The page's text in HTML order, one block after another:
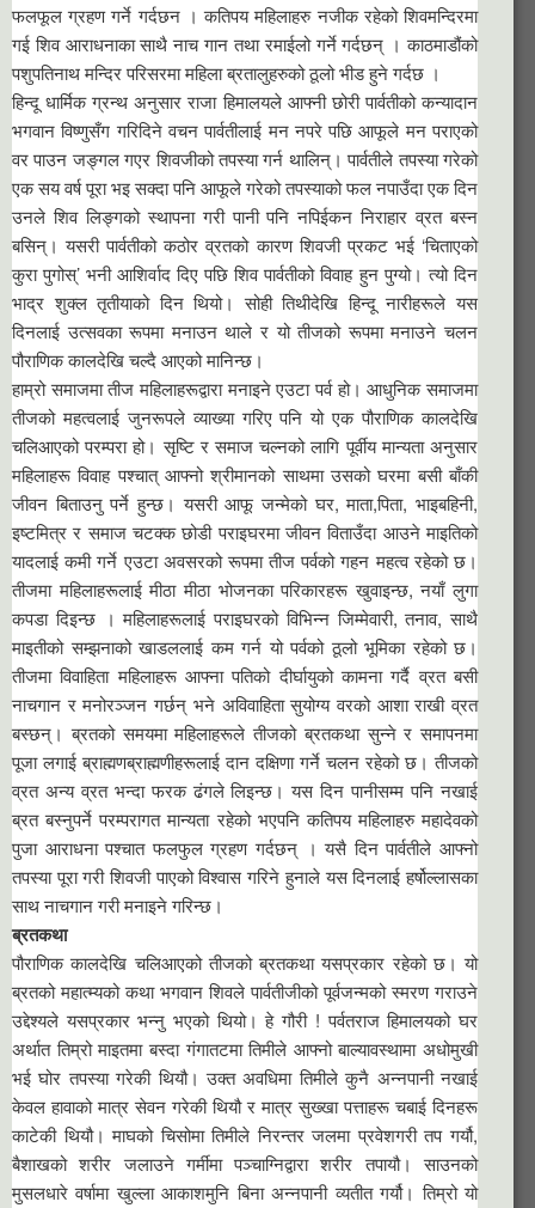
फलफूल ग्रहण गर्ने गर्दछन । कतिपय महिलाहरु नजीक रहेको शिवमन्दिरमा
गई शिव आराधनाका साथै नाच गान तथा रमाईलो गर्ने गर्दछन् । काठमाडौंको
पशुपतिनाथ मन्दिर परिसरमा महिला ब्रतालुहरुको ठूलो भीड हुने गर्दछ ।
हिन्दू धार्मिक ग्रन्थ अनुसार राजा हिमालयले आफ्नी छोरी पार्वतीको कन्यादान
भगवान विष्णुसँग गरिदिने वचन पार्वतीलाई मन नपरे पछि आफूले मन पराएको
वर पाउन जङ्गल गएर शिवजीको तपस्या गर्न थालिन्। पार्वतीले तपस्या गरेको
एक सय वर्ष पूरा भइ सक्दा पनि आफूले गरेको तपस्याको फल नपाउँदा एक दिन
उनले शिव लिङ्गको स्थापना गरी पानी पनि नपिईकन निराहार व्रत बस्न
बसिन्। यसरी पार्वतीको कठोर व्रतको कारण शिवजी प्रकट भई ‘चिताएको
कुरा पुगोस्’ भनी आशिर्वाद दिए पछि शिव पार्वतीको विवाह हुन पुग्यो। त्यो दिन
भाद्र शुक्ल तृतीयाको दिन थियो। सोही तिथीदेखि हिन्दू नारीहरूले यस
दिनलाई उत्सवका रूपमा मनाउन थाले र यो तीजको रूपमा मनाउने चलन
पौराणिक कालदेखि चल्दै आएको मानिन्छ।
हाम्रो समाजमा तीज महिलाहरूद्वारा मनाइने एउटा पर्व हो। आधुनिक समाजमा
तीजको महत्वलाई जुनरूपले व्याख्या गरिए पनि यो एक पौराणिक कालदेखि
चलिआएको परम्परा हो। सृष्टि र समाज चल्नको लागि पूर्वीय मान्यता अनुसार
महिलाहरू विवाह पश्चात् आफ्नो श्रीमानको साथमा उसको घरमा बसी बाँकी
जीवन बिताउनु पर्ने हुन्छ। यसरी आफू जन्मेको घर, माता,पिता, भाइबहिनी,
इष्टमित्र र समाज चटक्क छोडी पराइघरमा जीवन विताउँदा आउने माइतिको
यादलाई कमी गर्ने एउटा अवसरको रूपमा तीज पर्वको गहन महत्व रहेको छ।
तीजमा महिलाहरूलाई मीठा मीठा भोजनका परिकारहरू खुवाइन्छ, नयाँ लुगा
कपडा दिइन्छ । महिलाहरूलाई पराइघरको विभिन्न जिम्मेवारी, तनाव, साथै
माइतीको सम्झनाको खाडललाई कम गर्न यो पर्वको ठूलो भूमिका रहेको छ।
तीजमा विवाहिता महिलाहरू आफ्ना पतिको दीर्घायुको कामना गर्दै व्रत बसी
नाचगान र मनोरञ्जन गर्छन् भने अविवाहिता सुयोग्य वरको आशा राखी व्रत
बस्छन्। ब्रतको समयमा महिलाहरूले तीजको ब्रतकथा सुन्ने र समापनमा
पूजा लगाई ब्राह्मणब्राह्मणीहरूलाई दान दक्षिणा गर्ने चलन रहेको छ। तीजको
व्रत अन्य व्रत भन्दा फरक ढंगले लिइन्छ। यस दिन पानीसम्म पनि नखाई
ब्रत बस्नुपर्ने परम्परागत मान्यता रहेको भएपनि कतिपय महिलाहरु महादेवको
पुजा आराधना पश्चात फलफुल ग्रहण गर्दछन् । यसै दिन पार्वतीले आफ्नो
तपस्या पूरा गरी शिवजी पाएको विश्वास गरिने हुनाले यस दिनलाई हर्षोल्लासका
साथ नाचगान गरी मनाइने गरिन्छ।
ब्रतकथा
पौराणिक कालदेखि चलिआएको तीजको ब्रतकथा यसप्रकार रहेको छ। यो
ब्रतको महात्म्यको कथा भगवान शिवले पार्वतीजीको पूर्वजन्मको स्मरण गराउने
उद्देश्यले यसप्रकार भन्नु भएको थियो। हे गौरी ! पर्वतराज हिमालयको घर
अर्थात तिम्रो माइतमा बस्दा गंगातटमा तिमीले आफ्नो बाल्यावस्थामा अधोमुखी
भई घोर तपस्या गरेकी थियौ। उक्त अवधिमा तिमीले कुनै अन्नपानी नखाई
केवल हावाको मात्र सेवन गरेकी थियौ र मात्र सुख्खा पत्ताहरू चबाई दिनहरू
काटेकी थियौ। माघको चिसोमा तिमीले निरन्तर जलमा प्रवेशगरी तप गर्यौ,
बैशाखको शरीर जलाउने गर्मीमा पञ्चाग्निद्वारा शरीर तपायौ। साउनको
मुसलधारे वर्षामा खुल्ला आकाशमुनि बिना अन्नपानी व्यतीत गर्यौ। तिम्रो यो